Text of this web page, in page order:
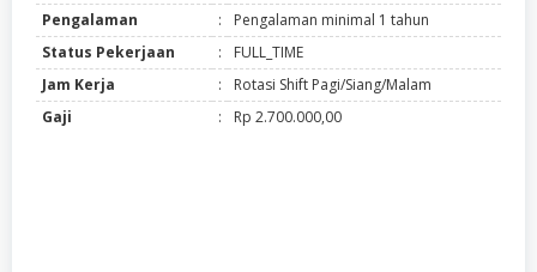
Pengalaman
:
Pengalaman minimal 1 tahun
Status Pekerjaan
:
FULL_TIME
Jam Kerja
:
Rotasi Shift Pagi/Siang/Malam
Gaji
: Rp 2.700.000,00